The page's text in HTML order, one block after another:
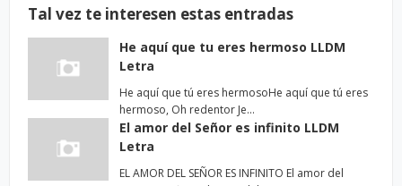
Tal vez te interesen estas entradas
He aquí que tu eres hermoso LLDM
Letra
He aquí que tú eres hermosoHe aquí que tú eres
hermoso, Oh redentor Je…
El amor del Señor es infinito LLDM
Letra
EL AMOR DEL SEÑOR ES INFINITO El amor del